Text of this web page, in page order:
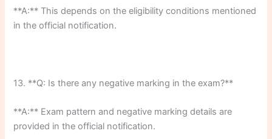
**A:** This depends on the eligibility conditions mentioned
in the official notification.
13. **Q: Is there any negative marking in the exam?**
**A:** Exam pattern and negative marking details are
provided in the official notification.